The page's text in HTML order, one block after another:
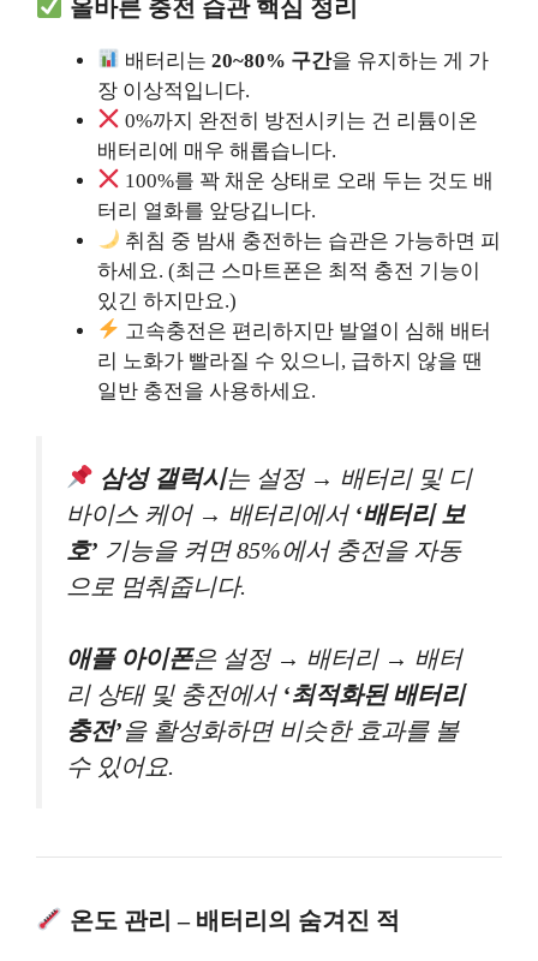
올바른 충전 습관 핵심 정리
배터리는20~80% 구간을 유지하는 게 가
장 이상적입니다.
0%까지 완전히 방전시키는 건 리튬이온
배터리에 매우 해롭습니다.
100%를 꽉 채운 상태로 오래 두는 것도 배
터리 열화를 앞당깁니다.
취침 중 밤새 충전하는 습관은 가능하면 피
하세요. (최근 스마트폰은 최적 충전 기능이
있긴 하지만요.)
고속충전은 편리하지만 발열이 심해 배터
리 노화가 빨라질 수 있으니, 급하지 않을 땐
일반 충전을 사용하세요.
삼성 갤럭시는 설정 → 배터리 및 디
바이스 케어 → 배터리에서 ‘배터리 보
호’ 기능을 켜면 85%에서 충전을 자동
으로 멈춰줍니다.
애플 아이폰은 설정 → 배터리 → 배터
리 상태 및 충전에서 ‘최적화된 배터리
충전’을 활성화하면 비슷한 효과를 볼
수 있어요.
온도 관리 – 배터리의 숨겨진 적